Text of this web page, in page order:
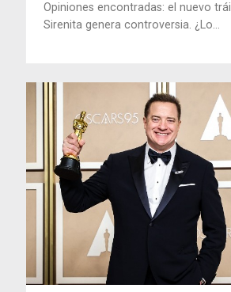
Opiniones encontradas: el nuevo
Sirenita genera controversia. ¿Lo...